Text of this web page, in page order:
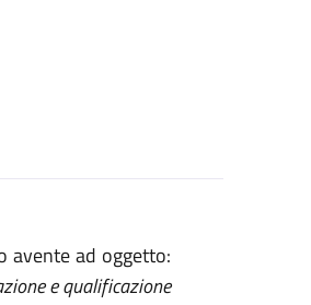
avente ad oggetto:
e qualificazione